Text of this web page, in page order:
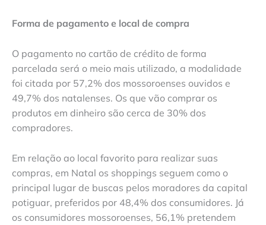
Forma de pagamento e local de compra
O pagamento no cartão de crédito de forma
parcelada será o meio mais utilizado, a modalidade
foi citada por 57,2% dos mossoroenses ouvidos e
49,7% dos natalenses. Os que vão comprar os
produtos em dinheiro são cerca de 30% dos
compradores.
Em relação ao local favorito para realizar suas
compras, em Natal os shoppings seguem como o
principal lugar de buscas pelos moradores da capital
potiguar, preferidos por 48,4% dos consumidores. Já
os consumidores mossoroenses, 56,1% pretendem